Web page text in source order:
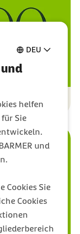
DEU
helfen
für Sie
und
Cookies Sie
Cookies
an einer